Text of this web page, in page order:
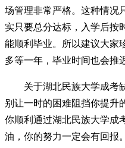
场管理非常严格。这种情况
实只要总分达标，入学后按
能顺利毕业。所以建议大家
多等一年，毕业时间也会推
关于湖北民族大学成考
别让一时的困难阻挡你提升
你顺利通过湖北民族大学成
油，你的努力一定会有回报。